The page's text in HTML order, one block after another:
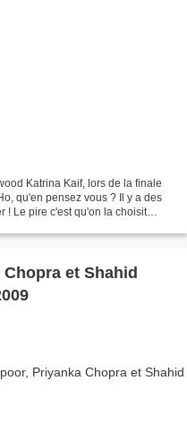
Katrina Kaif, lors de la finale
qu'en pensez vous ? Il y a des
! Le pire c'est qu'on la choisit
et Shahid